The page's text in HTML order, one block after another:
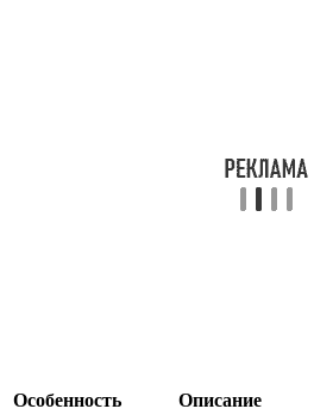
Особенность Описание